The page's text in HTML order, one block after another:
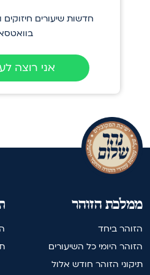
חדשות שיעורים חיזוקים
אני רוצה
ממלכת הזוהר
הזוהר ביחד
הזוהר היומי כל השיעורים
תיקוני הזוהר חודש אלול